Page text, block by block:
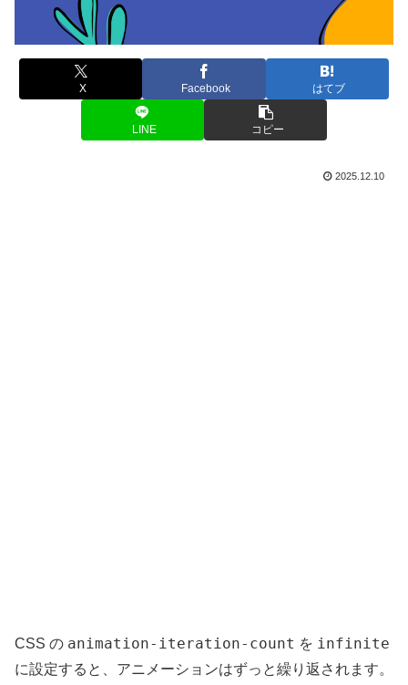
X Facebook はてブ
LINE コピー
2025.12.10
CSS の animation-iteration-count を infinite
に設定すると、アニメーションはずっと繰り返されます。